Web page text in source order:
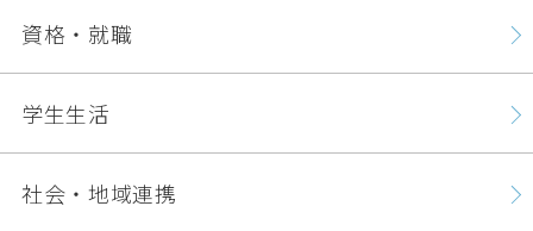
資格・就職
学生生活
社会・地域連携